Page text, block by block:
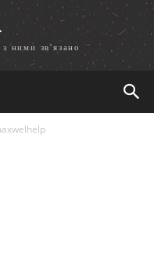
ними зв'язано